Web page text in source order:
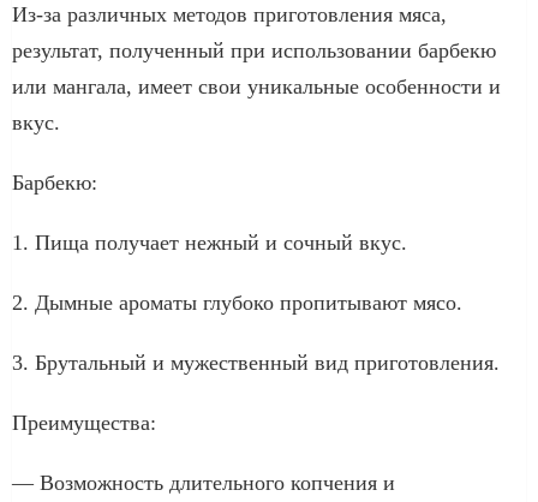
Из-за различных методов приготовления мяса,
результат, полученный при использовании барбекю
или мангала, имеет свои уникальные особенности и
вкус.
Барбекю:
1. Пища получает нежный и сочный вкус.
2. Дымные ароматы глубоко пропитывают мясо.
3. Брутальный и мужественный вид приготовления.
Преимущества:
— Возможность длительного копчения и